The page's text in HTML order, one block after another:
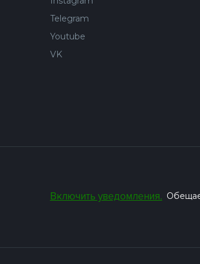
Telegram
Youtube
VK
Включить уведомления.